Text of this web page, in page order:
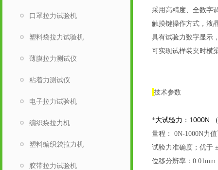
采用高精度、全数字
触摸键操作方式，液
具有试验力数字显示
可实现试样装夹时横
技术参数
*大试验力：1000N
量程： 0N-1000N力
试验力准确度；优于
位移分辨率：0.01mm
口罩拉力试验机
塑料袋拉力试验机
薄膜拉力测试仪
粘着力测试仪
电子拉力试验机
编织袋拉力机
塑料编织袋拉力机
胶带拉力试验机